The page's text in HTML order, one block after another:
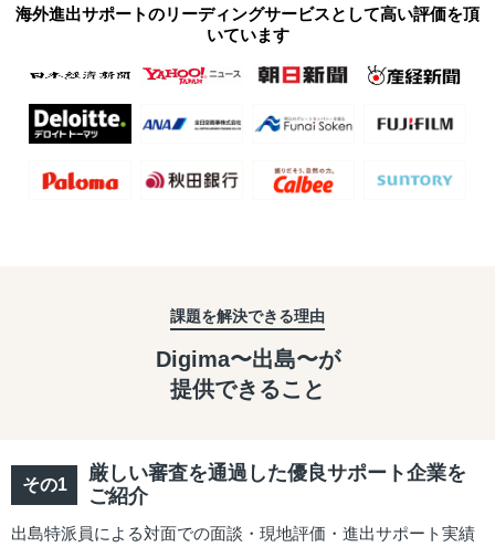
海外進出サポートのリーディングサービスとして高い評価を頂
いています
課題を解決できる理由
Digima〜出島〜が
提供できること
厳しい審査を通過した優良サポート企業を
ご紹介
出島特派員による対面での面談・現地評価・進出サポート実績